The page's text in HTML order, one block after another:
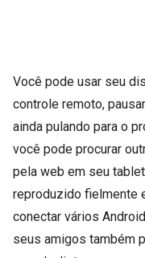
Você pode usar seu
controle remoto,
ainda pulando para o
você pode procurar
pela web em seu
reproduzido fielmente
conectar vários
seus amigos também